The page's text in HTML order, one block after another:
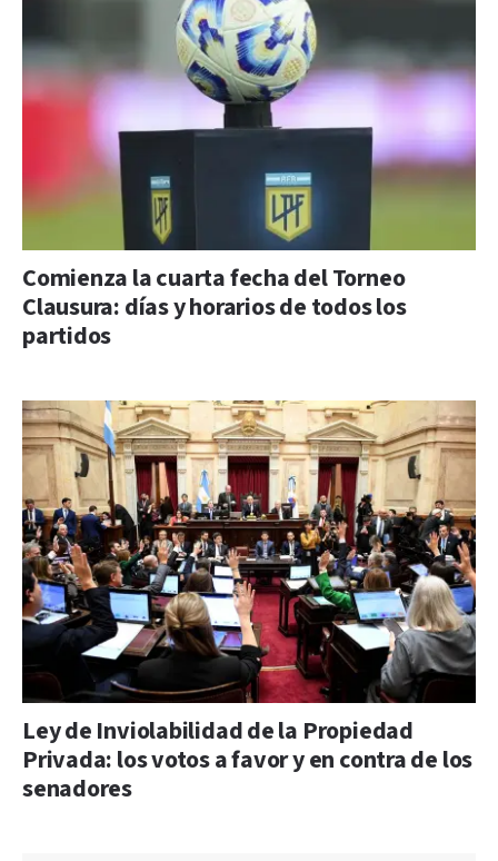
Comienza la cuarta fecha del Torneo
Clausura: días y horarios de todos los
partidos
Ley de Inviolabilidad de la Propiedad
Privada: los votos a favor y en contra de los
senadores